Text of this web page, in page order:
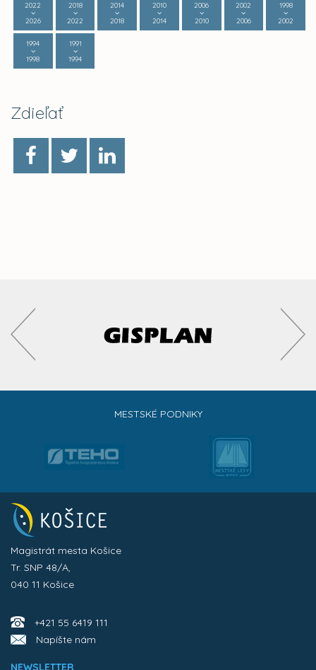
2022
2026
2018
2022
2014
2018
2010
2014
2006
2010
2002
2006
1998
2002
1994
1998
1991
1994
Zdieľať
MESTSKÉ PODNIKY
Magistrát mesta Košice
Tr. SNP 48/A,
040 11 Košice
+421 55 6419 111
Napíšte nám